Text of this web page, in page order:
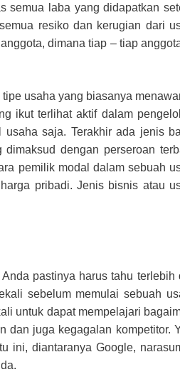
semua laba yang didapatkan
resiko dan kerugian dari
dimana tiap – tiap
usaha yang biasanya
ikut terlihat aktif dalam
saja. Terakhir ada jenis
dengan perseroan
pemilik modal dalam sebuah
pribadi. Jenis bisnis atau
pastinya harus tahu terlebih
sebelum memulai sebuah
untuk dapat mempelajari
dan juga kegagalan kompetitor.
ini, diantaranya Google,